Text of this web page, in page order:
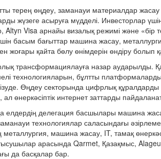
терең өңдеу, заманауи материалдар
жүзеге асыруға мүдделі. Инвесторлар
Visa арнайы визалық режимі және «бір
басым бағыттар машина жасау,
жоғары қайта бөлу өнімдерін өндіру болып
трансформациялауға назар аударылды.
технологияларын, бұлтты
Өңдеу секторында цифрлық
ал өнеркәсіптік интернет заттарды
делегация басшылары машина
технологиялар саласындағы
металлургия, машина жасау, IT, тамақ
арасында Qarmet, Қазақмыс,
да басқалар бар.